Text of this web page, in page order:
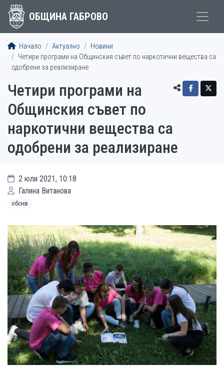
ОБЩИНА ГАБРОВО
Начало Актуално
Новини
Четири програми на Общинския съвет по наркотични вещества са
одобрени за реализиране
Четири програми на
Общинския съвет по
наркотични вещества са
одобрени за реализиране
2 юли 2021, 10:18
Галина Витанова
обснв